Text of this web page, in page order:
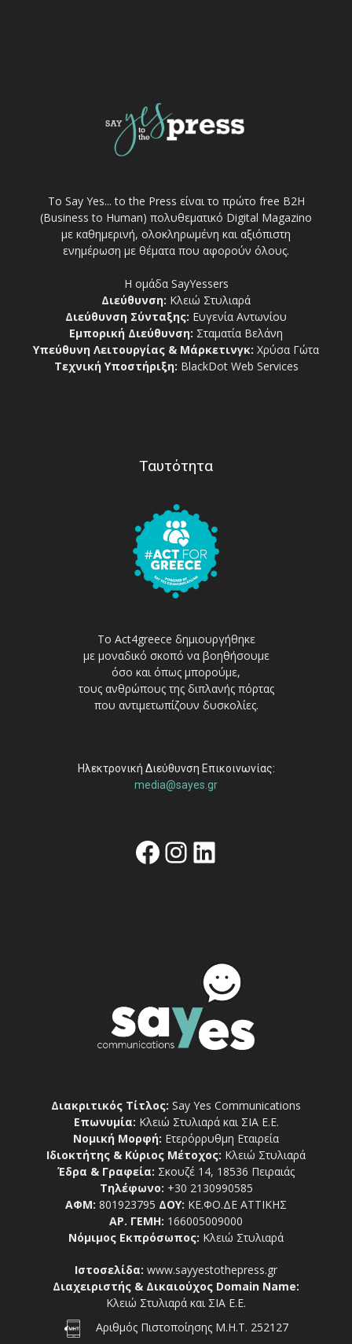
Το Say Yes... to the Press είναι το πρώτο free Β2Η
(Business to Human) πολυθεματικό Digital Magazino
με καθημερινή, ολοκληρωμένη και αξιόπιστη
ενημέρωση με θέματα που αφορούν όλους.
Η ομάδα SayYessers
Διεύθυνση: Κλειώ Στυλιαρά
Διεύθυνση Σύνταξης: Ευγενία Αντωνίου
Εμπορική Διεύθυνση: Σταματία Βελάνη
Υπεύθυνη Λειτουργίας & Μάρκετινγκ: Χρύσα Γώτα
Τεχνική Υποστήριξη: BlackDot Web Services
Ταυτότητα
Το Act4greece δημιουργήθηκε
με μοναδικό σκοπό να βοηθήσουμε
όσο και όπως μπορούμε,
τους ανθρώπους της διπλανής πόρτας
που αντιμετωπίζουν δυσκολίες.
Ηλεκτρονική Διεύθυνση Επικοινωνίας:
media@sayes.gr
Facebook
Instagram
Linkedin
Διακριτικός Τίτλος: Say Yes Communications
Επωνυμία: Κλειώ Στυλιαρά και ΣΙΑ Ε.Ε.
Νομική Μορφή: Ετερόρρυθμη Εταιρεία
Ιδιοκτήτης & Κύριος Μέτοχος: Κλειώ Στυλιαρά
Έδρα & Γραφεία: Σκουζέ 14, 18536 Πειραιάς
Τηλέφωνο: +30 2130990585
ΑΦΜ: 801923795 ΔΟΥ: ΚΕ.ΦΟ.ΔΕ ΑΤΤΙΚΗΣ
ΑΡ. ΓΕΜΗ: 166005009000
Νόμιμος Εκπρόσωπος: Κλειώ Στυλιαρά
Ιστοσελίδα: www.sayyestothepress.gr
Διαχειριστής & Δικαιούχος Domain Name:
Κλειώ Στυλιαρά και ΣΙΑ Ε.Ε.
Αριθμός Πιστοποίησης Μ.Η.Τ. 252127